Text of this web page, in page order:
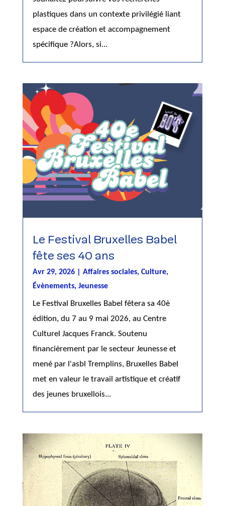
plastiques dans un contexte privilégié liant
espace de création et accompagnement
spécifique ?Alors, si...
Le Festival Bruxelles Babel
fête ses 40 ans
Avr 29, 2026| Affaires sociales, Culture,
Évènements, Jeunesse
Le Festival Bruxelles Babel fêtera sa 40è
édition, du 7 au 9 mai 2026, au Centre
Culturel Jacques Franck. Soutenu
financièrement par le secteur Jeunesse et
mené par l'asbl Tremplins, Bruxelles Babel
met en valeur le travail artistique et créatif
des jeunes bruxellois...